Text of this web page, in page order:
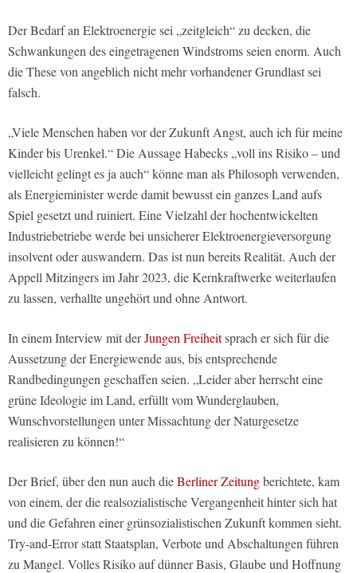
Der Bedarf an Elektroenergie sei „zeitgleich“ zu decken, die
Schwankungen des eingetragenen Windstroms seien enorm. Auch
die These von angeblich nicht mehr vorhandener Grundlast sei
falsch.
„Viele Menschen haben vor der Zukunft Angst, auch ich für meine
Kinder bis Urenkel.“ Die Aussage Habecks „voll ins Risiko – und
vielleicht gelingt es ja auch“ könne man als Philosoph verwenden,
als Energieminister werde damit bewusst ein ganzes Land aufs
Spiel gesetzt und ruiniert. Eine Vielzahl der hochentwickelten
Industriebetriebe werde bei unsicherer Elektroenergieversorgung
insolvent oder auswandern. Das ist nun bereits Realität. Auch der
Appell Mitzingers im Jahr 2023, die Kernkraftwerke weiterlaufen
zu lassen, verhallte ungehört und ohne Antwort.
In einem Interview mit derJungen Freiheitsprach er sich für die
Aussetzung der Energiewende aus, bis entsprechende
Randbedingungen geschaffen seien. „Leider aber herrscht eine
grüne Ideologie im Land, erfüllt vom Wunderglauben,
Wunschvorstellungen unter Missachtung der Naturgesetze
realisieren zu können!“
Der Brief, über den nun auch dieBerliner Zeitungberichtete, kam
von einem, der die realsozialistische Vergangenheit hinter sich hat
und die Gefahren einer grünsozialistischen Zukunft kommen sieht.
Try-and-Error statt Staatsplan, Verbote und Abschaltungen führen
zu Mangel. Volles Risiko auf dünner Basis, Glaube und Hoffnung